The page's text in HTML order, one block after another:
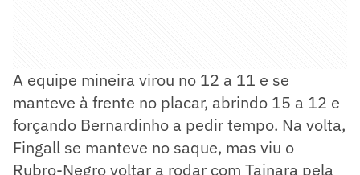
A equipe mineira virou no 12 a 11 e se
manteve à frente no placar, abrindo 15 a 12 e
forçando Bernardinho a pedir tempo. Na volta,
Fingall se manteve no saque, mas viu o
Rubro-Negro voltar a rodar com Tainara pela